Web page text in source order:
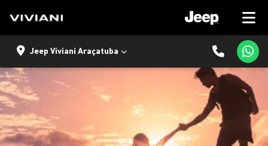
Jeep Viviani Araçatuba